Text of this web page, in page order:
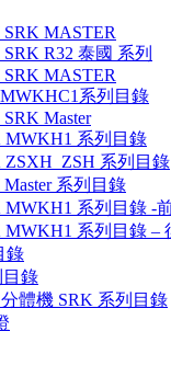
SRK MASTER
R32 泰國 系列
SRK MASTER
MWKHC1系列目錄
Master
MWKH1 系列目錄
ZSXH_ZSH 系列目錄
系列目錄
MWKH1 系列目錄 -
MWKH1 系列目錄 –
錄
錄
體機 SRK 系列目錄